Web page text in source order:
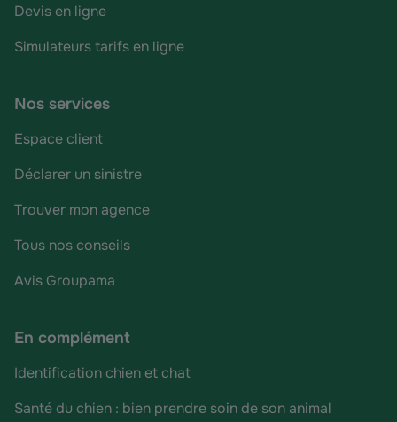
Devis en ligne
Simulateurs tarifs en ligne
Nos services
Espace client
Déclarer un sinistre
Trouver mon agence
Tous nos conseils
Avis Groupama
En complément
Identification chien et chat
Santé du chien : bien prendre soin de son animal